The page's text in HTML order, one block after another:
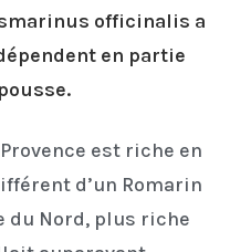
officinalis a
en partie
est riche en
d’un Romarin
du Nord, plus riche